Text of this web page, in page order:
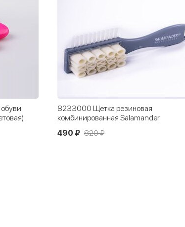
8233000 Щетка резиновая
комбинированная Salamander
490 ₽ 820 ₽